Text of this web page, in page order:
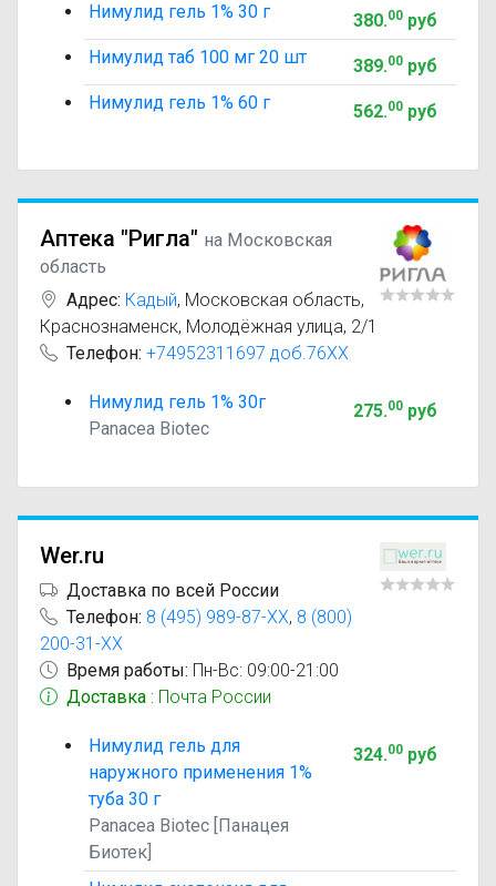
Нимулид гель 1% 30 г 380.00руб
Нимулид таб 100 мг 20 шт
389.00руб
Нимулид гель 1% 60 г
562.00руб
Аптека "Ригла" на Московская
область
Адрес: Кадый, Московская область,
Краснознаменск, Молодёжная улица, 2/1
Телефон: +74952311697 доб.76XX
Нимулид гель 1% 30г
Panacea Biotec
275.00руб
Wer.ru
Доставка по всей России
Телефон: 8 (495) 989-87-XX, 8 (800)
200-31-XX
Время работы: Пн-Вс: 09:00-21:00
Доставка : Почта России
Нимулид гель для
наружного применения 1%
туба 30 г
Panacea Biotec [Панацея
Биотек]
324.00руб